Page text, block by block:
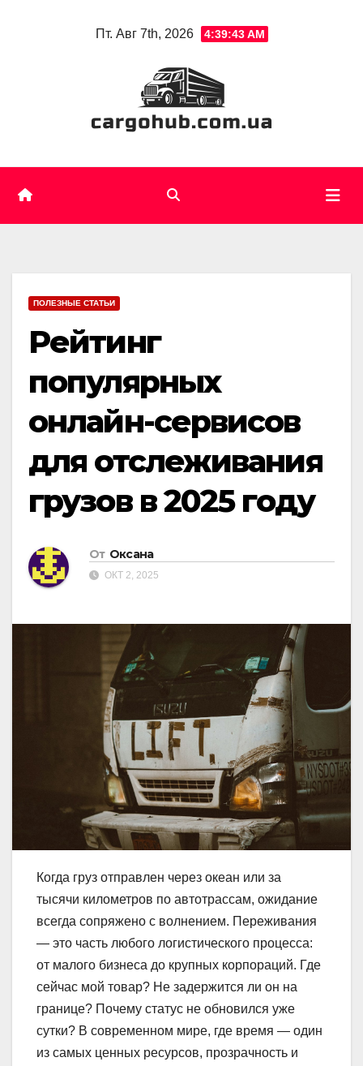
Пт. Авг 7th, 2026 4:39:44 AM
ПОЛЕЗНЫЕ СТАТЬИ
Рейтинг
популярных
онлайн-сервисов
для отслеживания
грузов в 2025 году
От Оксана
ОКТ 2, 2025
Когда груз отправлен через океан или за
тысячи километров по автотрассам, ожидание
всегда сопряжено с волнением. Переживания
— это часть любого логистического процесса:
от малого бизнеса до крупных корпораций. Где
сейчас мой товар? Не задержится ли он на
границе? Почему статус не обновился уже
сутки? В современном мире, где время — один
из самых ценных ресурсов, прозрачность и